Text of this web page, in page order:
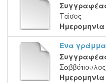
Τάσος
Ένα